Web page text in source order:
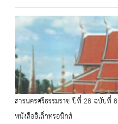
สารนครศรีธรรมราช ปีที่ 28 ฉบับที่
หนังสืออิเล็กทรอนิกส์